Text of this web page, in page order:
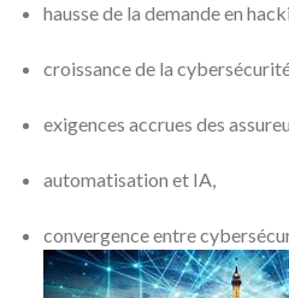
hausse de la demande en
croissance de la
exigences accrues des
automatisation et IA,
convergence entre